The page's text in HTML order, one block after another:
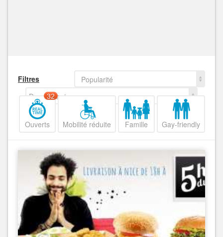
Filtres
Popularité
Decroissant
Ouverts
32
Mobilité réduite Famille Gay-friendly